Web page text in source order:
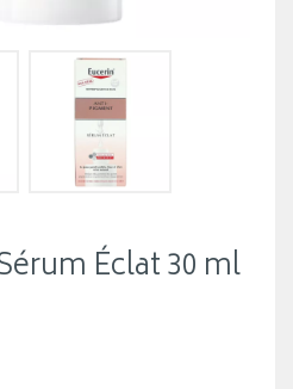
Éclat 30 ml